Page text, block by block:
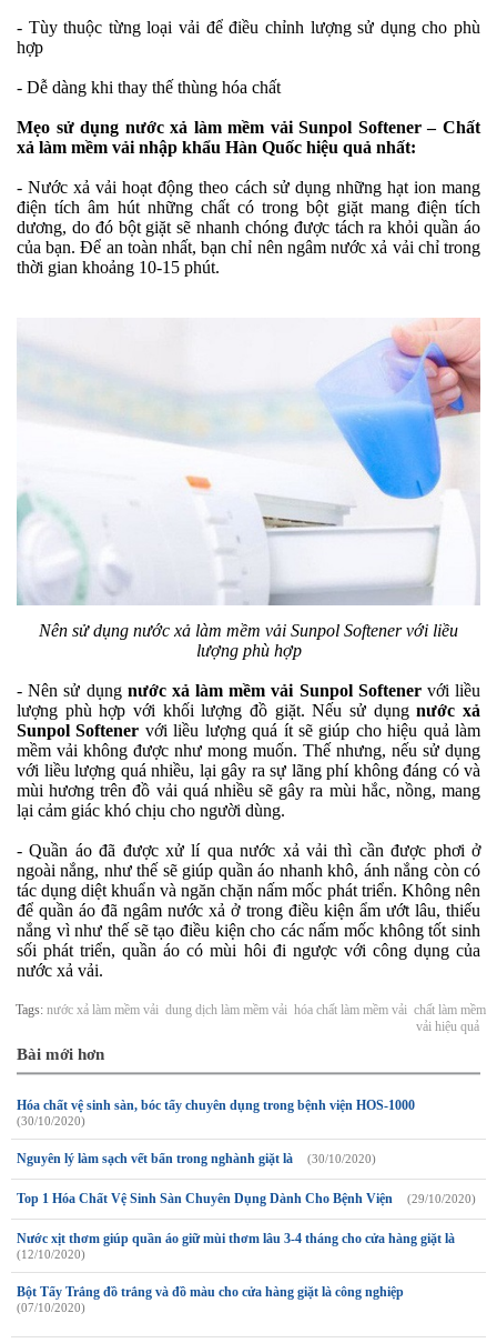
- Tùy thuộc từng loại vải để điều chỉnh lượng sử dụng cho phù
hợp
- Dễ dàng khi thay thế thùng hóa chất
Mẹo sử dụng nước xả làm mềm vải Sunpol Softener – Chất
xả làm mềm vải nhập khẩu Hàn Quốc hiệu quả nhất:
- Nước xả vải hoạt động theo cách sử dụng những hạt ion mang
điện tích âm hút những chất có trong bột giặt mang điện tích
dương, do đó bột giặt sẽ nhanh chóng được tách ra khỏi quần áo
của bạn. Để an toàn nhất, bạn chỉ nên ngâm nước xả vải chỉ trong
thời gian khoảng 10-15 phút.
Nên sử dụng nước xả làm mềm vải Sunpol Softener với liều
lượng phù hợp
- Nên sử dụng nước xả làm mềm vải Sunpol Softenervới liều
lượng phù hợp với khối lượng đồ giặt. Nếu sử dụngnước xả
Sunpol Softener với liều lượng quá ít sẽ giúp cho hiệu quả làm
mềm vải không được như mong muốn. Thế nhưng, nếu sử dụng
với liều lượng quá nhiều, lại gây ra sự lãng phí không đáng có và
mùi hương trên đồ vải quá nhiều sẽ gây ra mùi hắc, nồng, mang
lại cảm giác khó chịu cho người dùng.
- Quần áo đã được xử lí qua nước xả vải thì cần được phơi ở
ngoài nắng, như thế sẽ giúp quần áo nhanh khô, ánh nắng còn có
tác dụng diệt khuẩn và ngăn chặn nấm mốc phát triển. Không nên
để quần áo đã ngâm nước xả ở trong điều kiện ẩm ướt lâu, thiếu
nắng vì như thế sẽ tạo điều kiện cho các nấm mốc không tốt sinh
sối phát triển, quần áo có mùi hôi đi ngược với công dụng của
nước xả vải.
Tags: nước xả làm mềm vải dung dịch làm mềm vải hóa chất làm mềm vải chất làm mềm
vải hiệu quả
Bài mới hơn
Hóa chất vệ sinh sàn, bóc tẩy chuyên dụng trong bệnh viện HOS-1000
(30/10/2020)
Nguyên lý làm sạch vết bẩn trong nghành giặt là (30/10/2020)
Top 1 Hóa Chất Vệ Sinh Sàn Chuyên Dụng Dành Cho Bệnh Viện (29/10/2020)
Nước xịt thơm giúp quần áo giữ mùi thơm lâu 3-4 tháng cho cửa hàng giặt là
(12/10/2020)
Bột Tẩy Trắng đồ trắng và đồ màu cho cửa hàng giặt là công nghiệp
(07/10/2020)